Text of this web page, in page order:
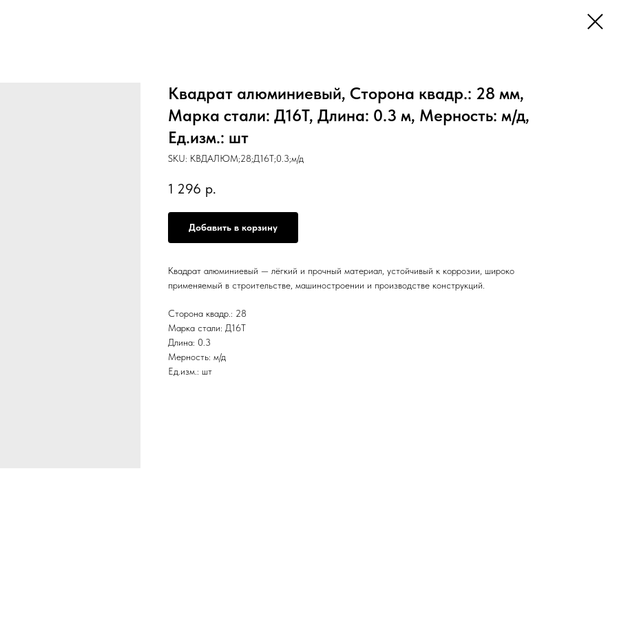
Квадрат алюминиевый, Сторона квадр.: 28 мм,
Марка стали: Д16Т, Длина: 0.3 м, Мерность: м/д,
Ед.изм.: шт
SKU: КВДАЛЮМ;28;Д16Т;0.3;м/д
1 296 р.
Добавить в корзину
Квадрат алюминиевый — лёгкий и прочный материал, устойчивый к коррозии, широко
применяемый в строительстве, машиностроении и производстве конструкций.
Сторона квадр.: 28
Марка стали: Д16Т
Длина: 0.3
Мерность: м/д
Ед.изм.: шт